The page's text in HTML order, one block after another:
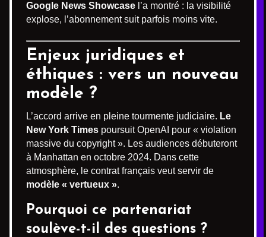
Google News Showcase l’a montré : la visibilité
explose, l’abonnement suit parfois moins vite.
Enjeux juridiques et
éthiques : vers un nouveau
modèle ?
L’accord arrive en pleine tourmente judiciaire. Le
New York Times poursuit OpenAI pour « violation
massive du copyright ». Les audiences débuteront
à Manhattan en octobre 2024. Dans cette
atmosphère, le contrat français veut servir de
modèle « vertueux ».
Pourquoi ce partenariat
soulève-t-il des questions ?